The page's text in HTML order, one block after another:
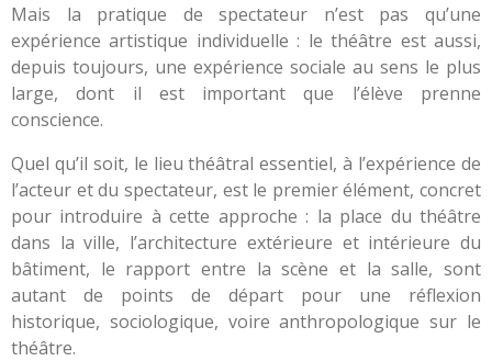
Mais la pratique de spectateur n’est pas qu’une
expérience artistique individuelle : le théâtre est aussi,
depuis toujours, une expérience sociale au sens le plus
large, dont il est important que l’élève prenne
conscience.
Quel qu’il soit, le lieu théâtral essentiel, à l’expérience de
l’acteur et du spectateur, est le premier élément, concret
pour introduire à cette approche : la place du théâtre
dans la ville, l’architecture extérieure et intérieure du
bâtiment, le rapport entre la scène et la salle, sont
autant de points de départ pour une réflexion
historique, sociologique, voire anthropologique sur le
théâtre.